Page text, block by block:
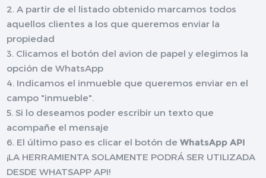
2. A partir de el listado obtenido marcamos todos
aquellos clientes a los que queremos enviar la
propiedad
3. Clicamos el botón del avion de papel y elegimos la
opción de WhatsApp
4. Indicamos el inmueble que queremos enviar en el
campo "inmueble".
5. Si lo deseamos poder escribir un texto que
acompañe el mensaje
6. El último paso es clicar el botón deWhatsApp API
¡LA HERRAMIENTA SOLAMENTE PODRÁ SER UTILIZADA
DESDE WHATSAPP API!